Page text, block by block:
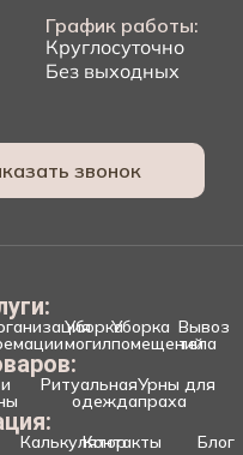
График работы:
Круглосуточно
Без выходных
звонок
Уборка
могил
Уборка
помещений
Вывоз
тела
Ритуальная
одежда
Урны для
праха
Калькулятор
Контакты Блог